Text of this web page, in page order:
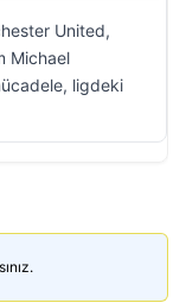
United,
Michael
ligdeki